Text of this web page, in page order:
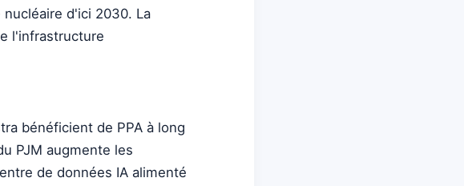
d'ici 2030. La
l'infrastructure
bénéficient de PPA à long
PJM augmente les
de données IA alimenté